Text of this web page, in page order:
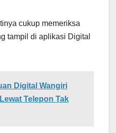
cukup memeriksa
tampil di aplikasi Digital
Digital Wangiri
Telepon Tak